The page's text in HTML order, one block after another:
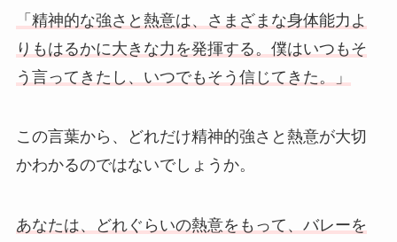
「精神的な強さと熱意は、さまざまな身体能力よ
りもはるかに大きな力を発揮する。僕はいつもそ
う言ってきたし、いつでもそう信じてきた。」
この言葉から、どれだけ精神的強さと熱意が大切
かわかるのではないでしょうか。
あなたは、どれぐらいの熱意をもって、バレーを